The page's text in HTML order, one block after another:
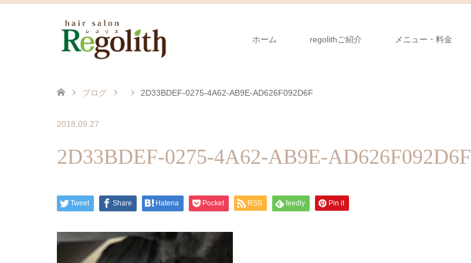
ホーム regolithご紹介 メニュー・料金
ブログ 2D33BDEF-0275-4A62-AB9E-AD626F092D6F
2018.09.27
2D33BDEF-0275-4A62-AB9E-AD626F092D6F
Tweet Share Hatena Pocket RSS feedly Pin it